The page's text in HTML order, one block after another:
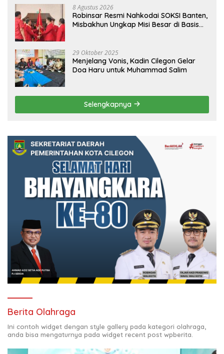
8 Agustus 2026
Robinsar Resmi Nahkodai SOKSI Banten,
Misbakhun Ungkap Misi Besar di Basis
29 Oktober 2025
Menjelang Vonis, Kadin Cilegon Gelar
Doa Haru untuk Muhammad Salim
Selengkapnya
Berita Olahraga
Ini contoh widget dengan style gallery pada kategori olahraga,
anda bisa mengaturnya pada widget recent post wpberita.